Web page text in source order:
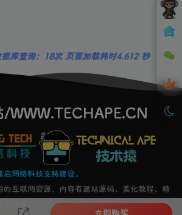
库查询：18次 页面加载耗时4.612 秒
WWW.TECHAPE.CN
网络科技支持建设。
的互联网资源，内容有建站源码、美化教程、精
册等！
立即购买